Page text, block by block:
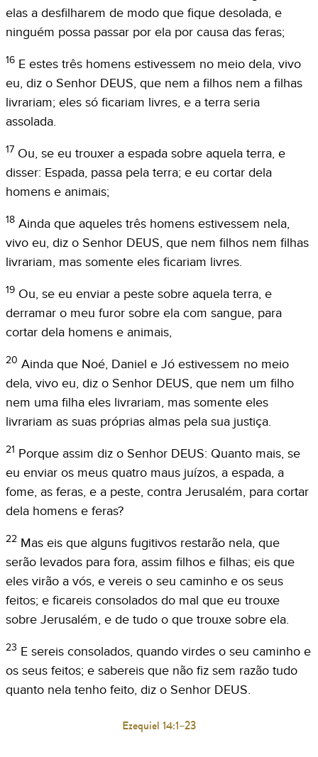
elas a desfilharem de modo que fique desolada, e
ninguém possa passar por ela por causa das feras;
16 E estes três homens estivessem no meio dela, vivo
eu, diz o Senhor DEUS, que nem a filhos nem a filhas
livrariam; eles só ficariam livres, e a terra seria
assolada.
17 Ou, se eu trouxer a espada sobre aquela terra, e
disser: Espada, passa pela terra; e eu cortar dela
homens e animais;
18 Ainda que aqueles três homens estivessem nela,
vivo eu, diz o Senhor DEUS, que nem filhos nem filhas
livrariam, mas somente eles ficariam livres.
19 Ou, se eu enviar a peste sobre aquela terra, e
derramar o meu furor sobre ela com sangue, para
cortar dela homens e animais,
20 Ainda que Noé, Daniel e Jó estivessem no meio
dela, vivo eu, diz o Senhor DEUS, que nem um filho
nem uma filha eles livrariam, mas somente eles
livrariam as suas próprias almas pela sua justiça.
21 Porque assim diz o Senhor DEUS: Quanto mais, se
eu enviar os meus quatro maus juízos, a espada, a
fome, as feras, e a peste, contra Jerusalém, para cortar
dela homens e feras?
22 Mas eis que alguns fugitivos restarão nela, que
serão levados para fora, assim filhos e filhas; eis que
eles virão a vós, e vereis o seu caminho e os seus
feitos; e ficareis consolados do mal que eu trouxe
sobre Jerusalém, e de tudo o que trouxe sobre ela.
23 E sereis consolados, quando virdes o seu caminho e
os seus feitos; e sabereis que não fiz sem razão tudo
quanto nela tenho feito, diz o Senhor DEUS.
Ezequiel 14:1–23